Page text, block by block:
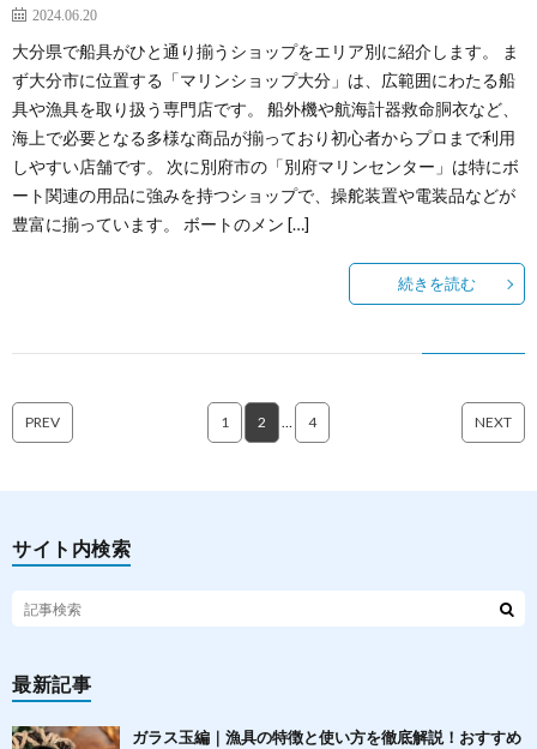
2024.06.20
大分県で船具がひと通り揃うショップをエリア別に紹介します。 ま
ず大分市に位置する「マリンショップ大分」は、広範囲にわたる船
具や漁具を取り扱う専門店です。 船外機や航海計器救命胴衣など、
海上で必要となる多様な商品が揃っており初心者からプロまで利用
しやすい店舗です。 次に別府市の「別府マリンセンター」は特にボ
ート関連の用品に強みを持つショップで、操舵装置や電装品などが
豊富に揃っています。 ボートのメン […]
続きを読む
PREV 1 2 … 4 NEXT
サイト内検索
最新記事
ガラス玉編｜漁具の特徴と使い方を徹底解説！おすすめ